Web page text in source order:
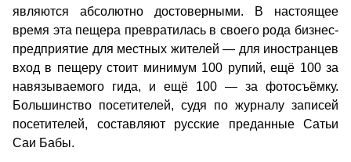
являются абсолютно достоверными. В настоящее
время эта пещера превратилась в своего рода бизнес-
предприятие для местных жителей — для иностранцев
вход в пещеру стоит минимум 100 рупий, ещё 100 за
навязываемого гида, и ещё 100 — за фотосъёмку.
Большинство посетителей, судя по журналу записей
посетителей, составляют русские преданные Сатьи
Саи Бабы.